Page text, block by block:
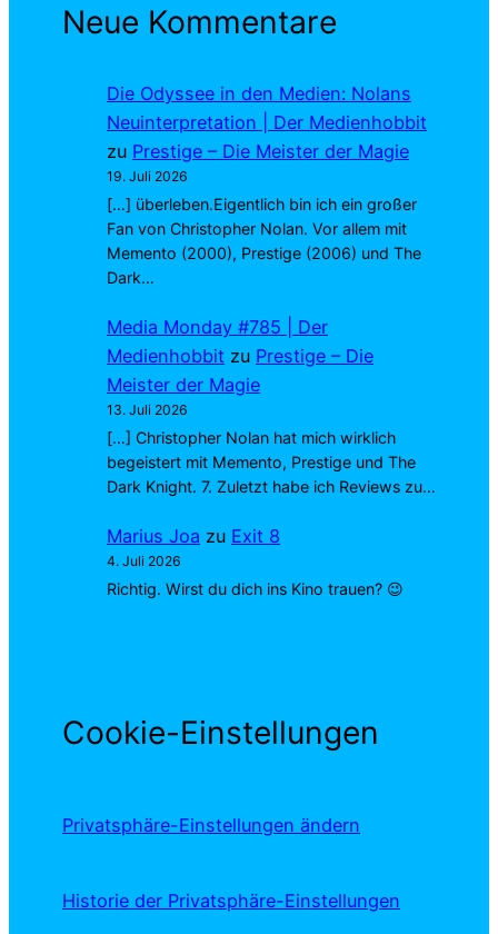
Neue Kommentare
Die Odyssee in den Medien: Nolans
Neuinterpretation | Der Medienhobbit
zu Prestige – Die Meister der Magie
19. Juli 2026
[…] überleben.Eigentlich bin ich ein großer
Fan von Christopher Nolan. Vor allem mit
Memento (2000), Prestige (2006) und The
Dark…
Media Monday #785 | Der
Medienhobbit zu Prestige – Die
Meister der Magie
13. Juli 2026
[…] Christopher Nolan hat mich wirklich
begeistert mit Memento, Prestige und The
Dark Knight. 7. Zuletzt habe ich Reviews zu…
Marius Joa zu Exit 8
4. Juli 2026
Richtig. Wirst du dich ins Kino trauen? 😉
Cookie-Einstellungen
Privatsphäre-Einstellungen ändern
Historie der Privatsphäre-Einstellungen